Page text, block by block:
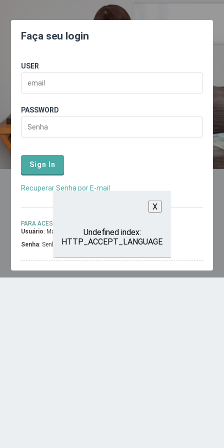
Undefined index:
HTTP_ACCEPT_LANGUAGE
Faça seu login
USER
PASSWORD
Sign In
Recuperar Senha por E-mail
PARA ACESSAR COMO
Usuário: Matrícula
Senha: Senha